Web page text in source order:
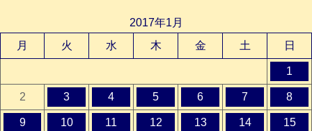
2017年1月
月
火 水 木 金 土 日
1
2 3 4 5 6 7 8
9 10 11 12 13 14 15